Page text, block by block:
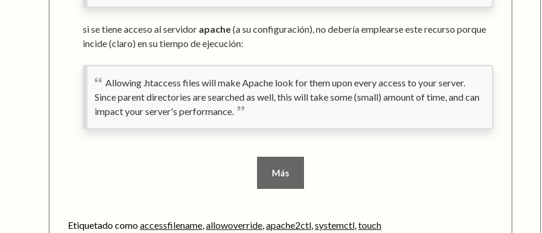
si se tiene acceso al servidor apache(a su configuración), no debería emplearse este recurso porque
incide (claro) en su tiempo de ejecución:
Allowing .htaccess files will make Apache look for them upon every access to your server.
Since parent directories are searched as well, this will take some (small) amount of time, and can
impact your server's performance.
Más
Etiquetado comoaccessfilename,allowoverride,apache2ctl,systemctl,touch